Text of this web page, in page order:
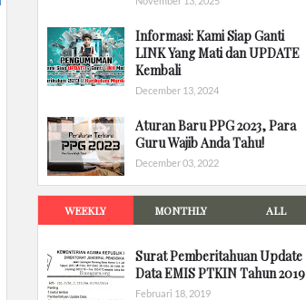
Informasi: Kami Siap Ganti
LINK Yang Mati dan UPDATE
Kembali
December 13, 2024
Aturan Baru PPG 2023, Para
Guru Wajib Anda Tahu!
December 03, 2022
WEEKLY MONTHLY ALL
Surat Pemberitahuan Update
Data EMIS PTKIN Tahun 2019
Februari 18, 2019